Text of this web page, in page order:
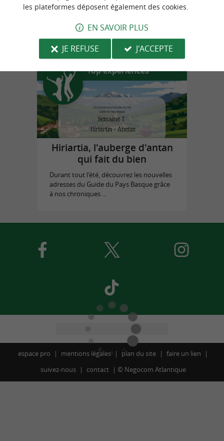
à Biarritz
Top expériences
Hiriartia, l'auberge d'antan
qui fait du bien
Durant tout l'été, découvrez les nouvelles
adresses du Guide du Pays Basque grâce
à nos chroniques ...
espace pro mentions légales plan du site
faire un lien
suivez-nous
contact © Negocom Atlantique
les plateformes déposent également des cookies.
EN SAVOIR PLUS
JE REFUSE
J'ACCEPTE